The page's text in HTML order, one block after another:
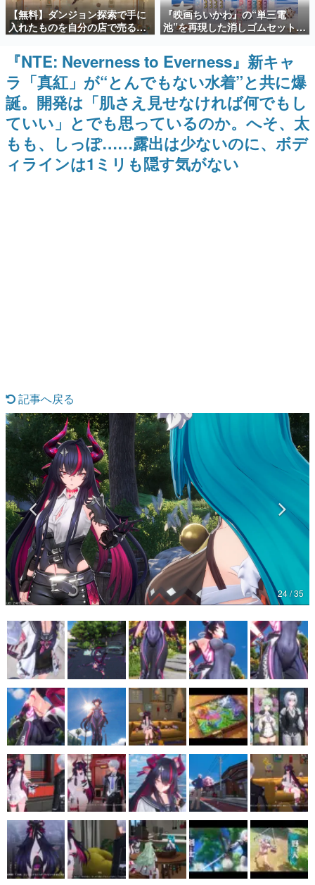
新世代に訊く
これからのデジタルゲーム市場を担う若きクリエイター達
の姿を追い、彼らのルーツと情熱を探っていきます。
ゲーム世代の作家たち
ゲームに多大な影響を受けた作家さんに取材し、ゲームが
日本のコンテンツ産業やカルチャーに与えた影響を探る企
画です。
日本モバイルゲーム産業史
日本のモバイルゲーム史における主要なトピック・タイト
ルを網羅するほか、開発者へのインタビューや識者による
解説を掲載。約20年の歴史が一望できる決定版！
マンガ
女性向け
アプリレビュー
その他
電ファミニコゲーマーとは？
運営：株式会社マレ
【無料】ダンジョン探索で手に
入れたものを自分の店で売るゲ
ーム『Moonlighter』がSteam
にて無料配布中！続編
『Moonlighter 2』の9月2日正
式リリースを記念したキャンペ
ーン
『映画ちいかわ』の“単三電
池”を再現した消しゴムセットが
8月7日より発売決定。公式は
「在ったものを 消しながら いつ
かなくなる 永遠のいのち」と紹
介
『NTE: Neverness to Everness』新キャ
ラ「真紅」が“とんでもない水着”と共に爆
誕。開発は「肌さえ見せなければ何でもし
ていい」とでも思っているのか。へそ、太
もも、しっぽ……露出は少ないのに、ボデ
ィラインは1ミリも隠す気がない
記事へ戻る
24 / 35